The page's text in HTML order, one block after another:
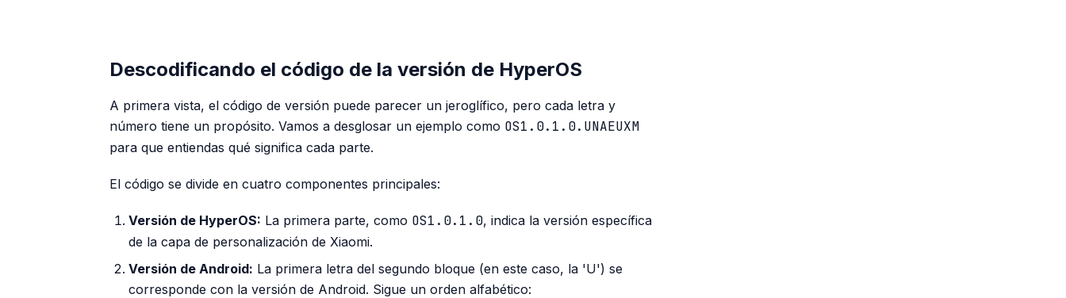
Descodificando el código de la versión de HyperOS
A primera vista, el código de versión puede parecer un jeroglífico, pero cada letra y
número tiene un propósito. Vamos a desglosar un ejemplo como OS1.0.1.0.UNAEUXM
para que entiendas qué significa cada parte.
El código se divide en cuatro componentes principales:
Versión de HyperOS: La primera parte, como OS1.0.1.0, indica la versión específica
de la capa de personalización de Xiaomi.
Versión de Android: La primera letra del segundo bloque (en este caso, la 'U') se
corresponde con la versión de Android. Sigue un orden alfabético: